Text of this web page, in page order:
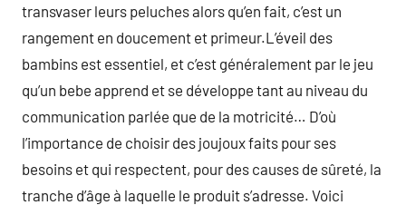
transvaser leurs peluches alors qu’en fait, c’est un
rangement en doucement et primeur.L’éveil des
bambins est essentiel, et c’est généralement par le jeu
qu’un bebe apprend et se développe tant au niveau du
communication parlée que de la motricité… D’où
l’importance de choisir des joujoux faits pour ses
besoins et qui respectent, pour des causes de sûreté, la
tranche d’âge à laquelle le produit s’adresse. Voici